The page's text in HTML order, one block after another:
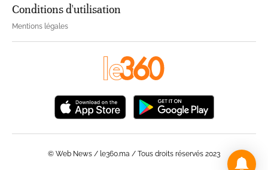
Conditions d'utilisation
Mentions légales
© Web News / le360.ma / Tous droits réservés 2023